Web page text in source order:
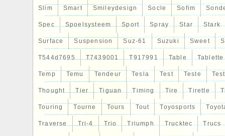
Slim Smart Smileydesign Socle Sofim
Spec Spoelsysteem Sport Spray Star Stark
Surface Suspension Suz-61 Suzuki Sweet
T544d7695 T7439001 T917991 Table Tablette
Temp Temu Tendeur Tesla Test Teste
Thought Tier Tiguan Timing Tire Tirette
Touring Tourne Tours Tout Toyosports
Traverse Tri-4 Trio Triumph Trucktec Trucs
nouveau produit.